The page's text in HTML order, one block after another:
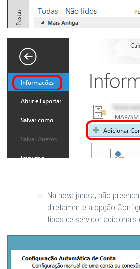
Na nova janela, não
diretamente a opção
tipos de servidor adicionais